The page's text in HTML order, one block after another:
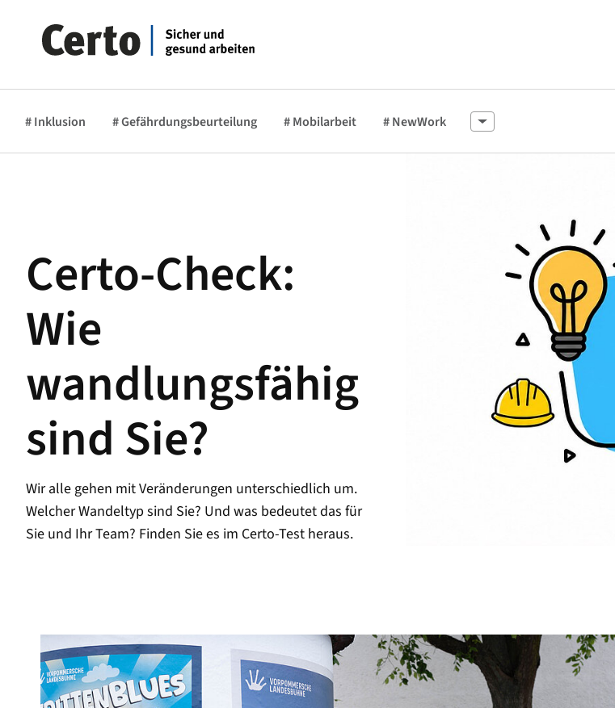
# Inklusion # Gefährdungsbeurteilung # Mobilarbeit # NewWork
Certo-Check:
Wie
wandlungsfähig
sind Sie?
Wir alle gehen mit Veränderungen unterschiedlich um.
Welcher Wandeltyp sind Sie? Und was bedeutet das für
Sie und Ihr Team? Finden Sie es im Certo-Test heraus.